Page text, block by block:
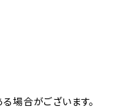
場合がございます。